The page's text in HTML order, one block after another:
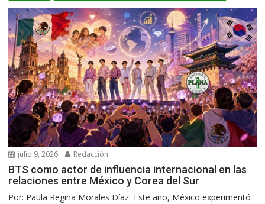
julio 9, 2026 Redacción
BTS como actor de influencia internacional en las
relaciones entre México y Corea del Sur
Por: Paula Regina Morales Díaz Este año, México experimentó